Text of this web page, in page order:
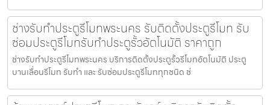
ช่างรับทำประตูรีโมทพระนคร รับติดตั้งประตูรีโมท รับ
ซ่อมประตูรีโมทรับทำประตูรั้วอัตโนมัติ ราคาถูก
ช่างรับทำประตูรีโมทพระนคร บริการติดตั้งประตูรั้วรีโมทอัตโนมัติ ประตู
บานเลื่อนรีโมท รับทำ และ รับซ่อมประตูรีโมททุกชนิด ช่